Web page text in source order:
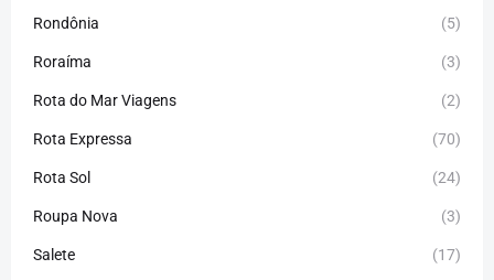
Rondônia (5)
Roraíma (3)
Rota do Mar Viagens (2)
Rota Expressa (70)
Rota Sol (24)
Roupa Nova (3)
Salete (17)